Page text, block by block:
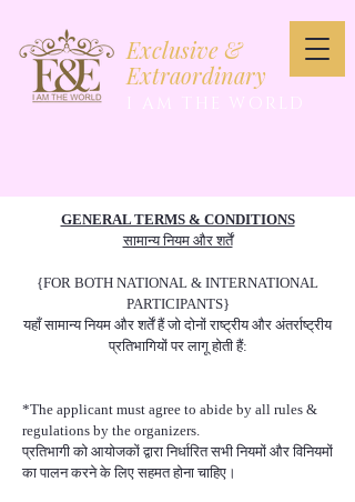
Exclusive &
Extraordinary
I AM THE WORLD
GENERAL TERMS & CONDITIONS
सामान्य नियम और शर्तें
{FOR BOTH NATIONAL & INTERNATIONAL
PARTICIPANTS}
यहाँ सामान्य नियम और शर्तें हैं जो दोनों राष्ट्रीय और अंतर्राष्ट्रीय
प्रतिभागियों पर लागू होती हैं:
*The applicant must agree to abide by all rules &
regulations by the organizers.
प्रतिभागी को आयोजकों द्वारा निर्धारित सभी नियमों और विनियमों
का पालन करने के लिए सहमत होना चाहिए।